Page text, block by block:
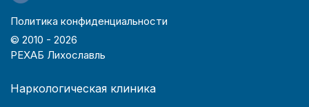
Политика конфиденциальности
© 2010 - 2026
РЕХАБ Лихославль
Наркологическая клиника